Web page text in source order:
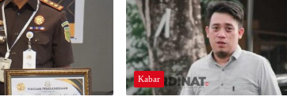
Kabar